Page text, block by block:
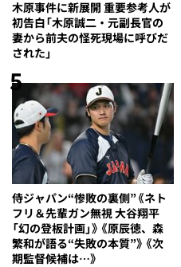
木原事件に新展開 重要参考人が
初告白「木原誠二・元副長官の
妻から前夫の怪死現場に呼びだ
された」
5
侍ジャパン“惨敗の裏側”《ネト
フリ＆先輩ガン無視 大谷翔平
「幻の登板計画」》《原辰徳、森
繁和が語る“失敗の本質”》《次
期監督候補は…》